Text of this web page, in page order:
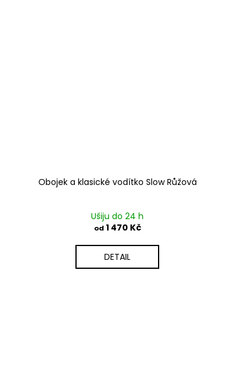
Obojek a klasické vodítko Slow Růžová
Ušiju do 24 h
od 1 470 Kč
DETAIL